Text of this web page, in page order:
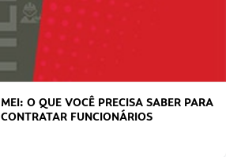
MEI: O QUE VOCÊ PRECISA SABER PARA
CONTRATAR FUNCIONÁRIOS